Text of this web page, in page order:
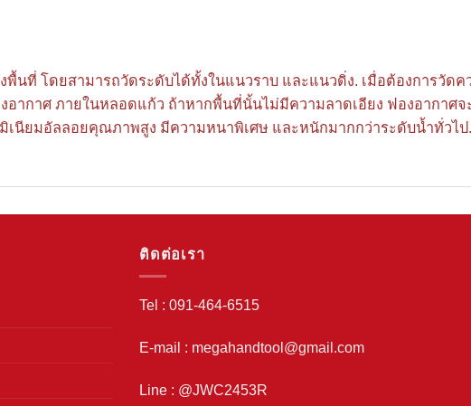
นที่ โดยสามารถวัดระดับได้ทั้งในแนวราบ และแนวดิ่ง. เมื่อต้องการวัดค
ากาศ ภายในหลอดแก้ว ถ้าหากพื้นที่นั้นไม่มีความลาดเอียง ฟองอากาศจ
เนียมอัลลอยคุณภาพสูง มีความหนาพิเศษ และหนักมากกว่าระดับน้ำทั่วไป.
ติดต่อเรา
Tel : 091-464-6515
E-mail : megahandtool@gmail.com
Line : @JWC2453R